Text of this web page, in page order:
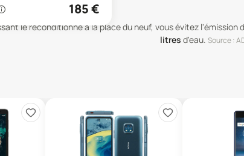
185€
le reconditionné à la place du neuf, vous évitez l'émission
litres d'eau. Source :